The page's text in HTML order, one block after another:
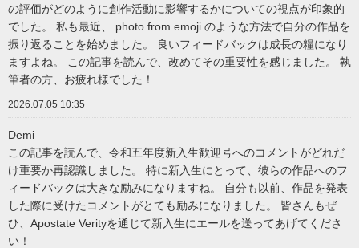
の評価がどのように創作活動に影響するかについての視点が印象的
でした。 私も最近、 photo from emoji のような方法で自分の作品を
振り返ることを始めました。 良いフィードバックは成長の糧になり
ますよね。 この記事を読んで、改めてその重要性を感じました。 執
筆者の方、お疲れ様でした！
2026.07.05 10:35
Demi
この記事を読んで、令和五年度新入生歓迎号へのコメントがどれだ
け重要か再認識しました。 特に新入生にとって、彼らの作品へのフ
ィードバックは大きな励みになりますね。 自分も以前、作品を発表
した際に受けたコメントがとても励みになりました。 皆さんもぜ
ひ、Apostate Verityを通じて新入生にエールを送ってあげてくださ
い！